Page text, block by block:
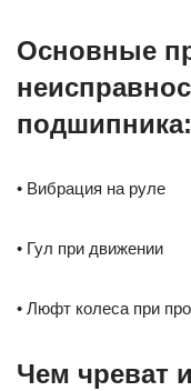
Основные
подшипника:
• Вибрация на руле
• Гул при движении
• Люфт колеса при
Чем чреват